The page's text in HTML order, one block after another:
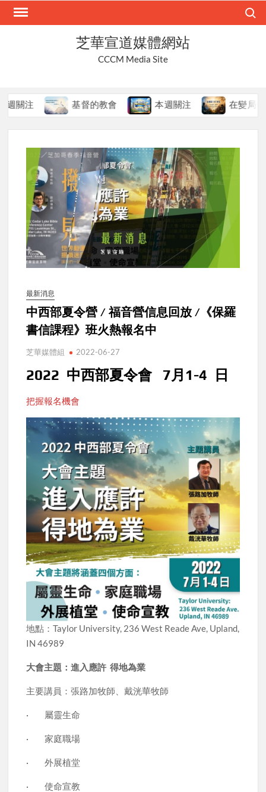
Skip
芝華宣道媒體網站
CCCM Media Site
基督的教會 本週關注 在變局中持守真
最新消息
中西部夏令營 / 福音營信息回放 /《保羅
書信課程》班火熱報名中
芝華媒體組 2022-06-27
2022 中西部夏令會 7月1-4 日
把握報名機會
地點：Taylor University, 236 West Reade Ave, Upland,
IN 46989
大會主題：進入應許 得地為業
主要講員：張路加牧師、戴洸華牧師
· 屬靈生命
· 家庭職場
· 外展植堂
· 使命宣教